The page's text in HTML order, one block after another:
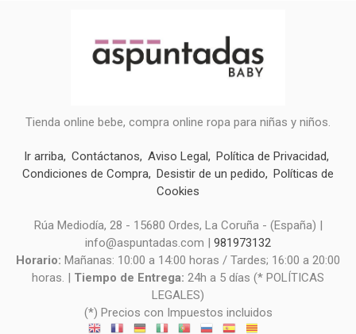
Tienda online bebe, compra online ropa para niñas y niños.
Ir arriba Contáctanos Aviso Legal
Política de Privacidad
Condiciones de Compra Desistir de un pedido
Políticas de
Cookies
Rúa Mediodía, 28 - 15680 Ordes, La Coruña - (España) |
info@aspuntadas.com | 981973132
Horario: Mañanas: 10:00 a 14:00 horas / Tardes; 16:00 a 20:00
horas. | Tiempo de Entrega: 24h a 5 días (* POLÍTICAS
LEGALES)
(*) Precios con Impuestos incluidos